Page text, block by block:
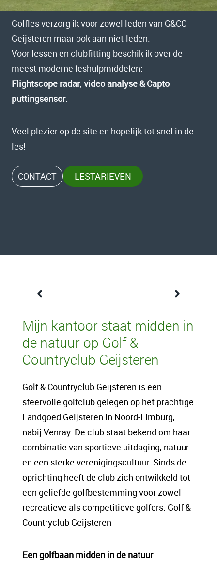
Golfles verzorg ik voor zowel leden van G&CC
Geijsteren maar ook aan niet-leden.
Voor lessen en clubfitting beschik ik over de
meest moderne leshulpmiddelen:
Flightscope radar, video analyse & Capto
puttingsensor.
Veel plezier op de site en hopelijk tot snel in de
les!
CONTACT LESTARIEVEN
Een content intro tekst. Lorem ipsum dolor
sit amet, consectetur adipis cin elit. Nunc
purus libero, interdum sed blandit acp
retium facilisis turpis. Donec dictum neque
lorem dolor.
Een content hoofd tekst. Lorem ipsum dolor
sit amet, consectetur adipis cin elit. Nunc
purus libero, interdum sed blandit acp
retium facilisis turpis. Donec dictum neque
veloran tristique egestas nulla mollis dui
lorem dolor.
sit amet, consectetur adipis cin elit. Nunc
Mijn kantoor staat midden in
de natuur op Golf &
Countryclub Geijsteren
Golf & Countryclub Geijsteren is een
sfeervolle golfclub gelegen op het prachtige
Landgoed Geijsteren in Noord-Limburg,
nabij Venray. De club staat bekend om haar
combinatie van sportieve uitdaging, natuur
en een sterke verenigingscultuur. Sinds de
oprichting heeft de club zich ontwikkeld tot
een geliefde golfbestemming voor zowel
recreatieve als competitieve golfers. Golf &
Countryclub Geijsteren
Een golfbaan midden in de natuur